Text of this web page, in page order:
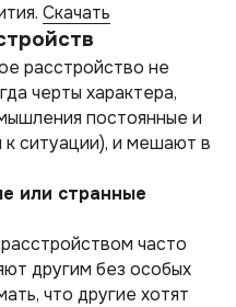
Скачать
расстройство не
черты характера,
постоянные и
к ситуации), и мешают в
или странные
часто
другим без особых
что другие хотят